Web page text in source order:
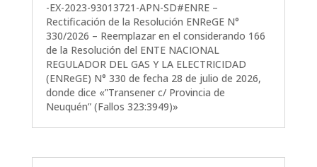
-EX-2023-93013721-APN-SD#ENRE –
Rectificación de la Resolución ENReGE N°
330/2026 – Reemplazar en el considerando 166
de la Resolución del ENTE NACIONAL
REGULADOR DEL GAS Y LA ELECTRICIDAD
(ENReGE) N° 330 de fecha 28 de julio de 2026,
donde dice «”Transener c/ Provincia de
Neuquén” (Fallos 323:3949)»